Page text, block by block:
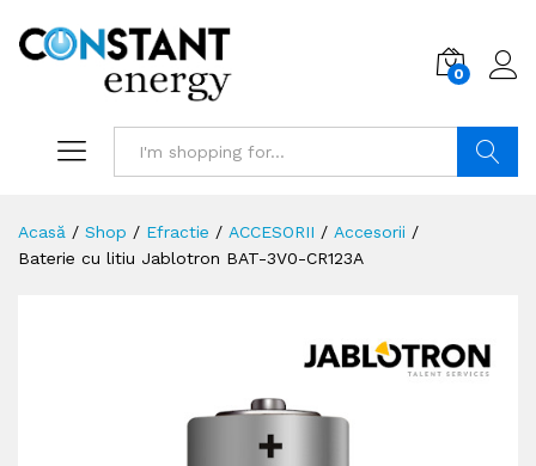
0
Acasă / Shop / Efractie / ACCESORII / Accesorii /
Baterie cu litiu Jablotron BAT-3V0-CR123A